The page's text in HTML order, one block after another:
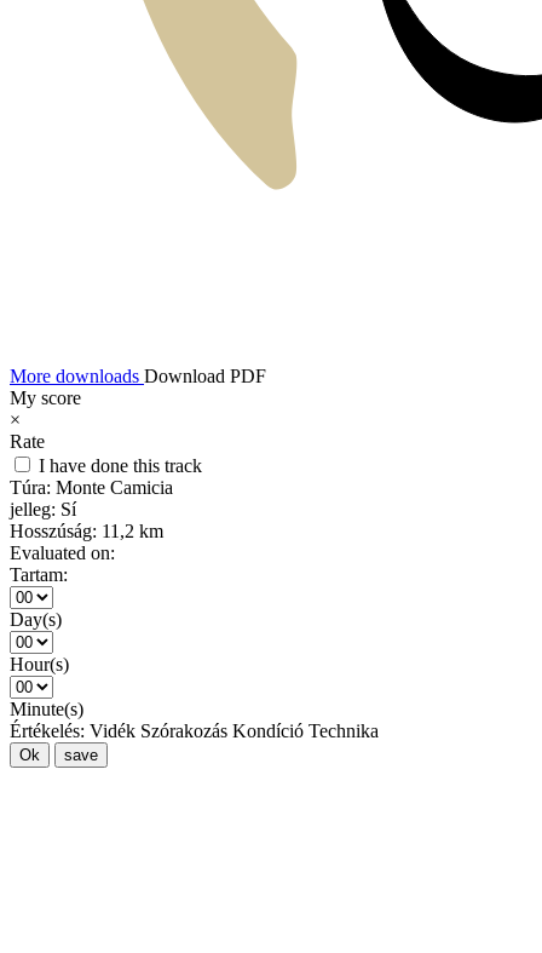
More downloads Download PDF
My score
×
Rate
I have done this track
Túra: Monte Camicia
jelleg: Sí
Hosszúság: 11,2 km
Evaluated on:
Tartam:
Day(s)
Hour(s)
Minute(s)
Értékelés: Vidék Szórakozás Kondíció Technika
Ok save